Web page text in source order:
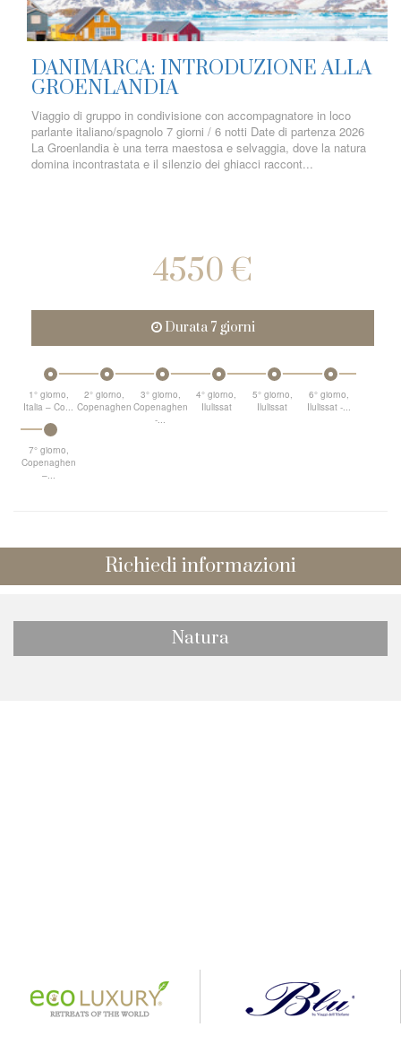
DANIMARCA: INTRODUZIONE ALLA
GROENLANDIA
Viaggio di gruppo in condivisione con accompagnatore in loco
parlante italiano/spagnolo 7 giorni / 6 notti Date di partenza 2026
La Groenlandia è una terra maestosa e selvaggia, dove la natura
domina incontrastata e il silenzio dei ghiacci raccont...
4550 €
Durata 7 giorni
1° giorno,
Italia – Co...
2° giorno,
Copenaghen
3° giorno,
Copenaghen
-...
4° giorno,
Ilulissat
5° giorno,
Ilulissat
6° giorno,
Ilulissat -...
7° giorno,
Copenaghen
–...
Richiedi informazioni
Natura